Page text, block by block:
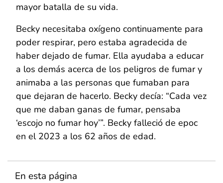
mayor batalla de su vida.
Becky necesitaba oxígeno continuamente para
poder respirar, pero estaba agradecida de
haber dejado de fumar. Ella ayudaba a educar
a los demás acerca de los peligros de fumar y
animaba a las personas que fumaban para
que dejaran de hacerlo. Becky decía: “Cada vez
que me daban ganas de fumar, pensaba
‘escojo no fumar hoy’”. Becky falleció de epoc
en el 2023 a los 62 años de edad.
En esta página